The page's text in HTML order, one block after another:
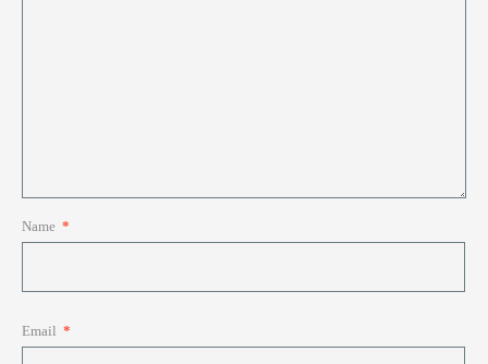
Name *
Email *